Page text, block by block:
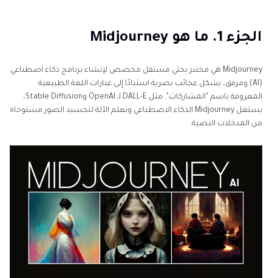
الجزء 2. كيفية الحصول على Midjourney AI Image
Generator
الجزء 3. كيفية استخدام Midjourney لإنشاء فن الذكاء
الاصطناعي
الجزء 6. سعر Midjourney: هل تكلف Midjourney مالًا؟
جزء 7. بدائل Midjourney
الخُلاصَة
الجزء 1. ما هو Midjourney
Midjourney هي مختبر بحثي مستقل مخصص لإنشاء برنامج ذكاء اصطناعي
(AI) ومرفق، يشكل عجائب بصرية استنادًا إلى عبارات اللغة الطبيعية
المعروفة باسم "المشاركات". مثل DALL-E لـ OpenAI وStable Diffusion،
يستغل Midjourney الذكاء الاصطناعي وتعلم الآلة لتجسيد الصور مستوحاة
من المدخلات النصية.